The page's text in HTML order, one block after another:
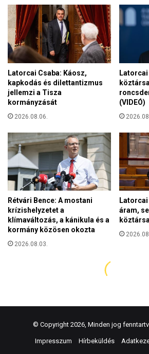
© Copyright 2026, Minden jog
Impresszum Hírbeküldés